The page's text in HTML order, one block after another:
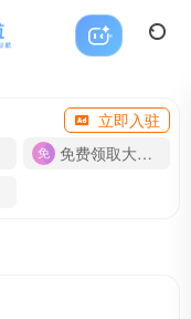
立即入驻
免费领取大流量卡【500G】